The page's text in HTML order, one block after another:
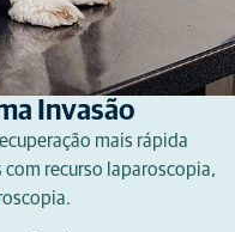
Invasão
mais rápida
recurso laparoscopia,